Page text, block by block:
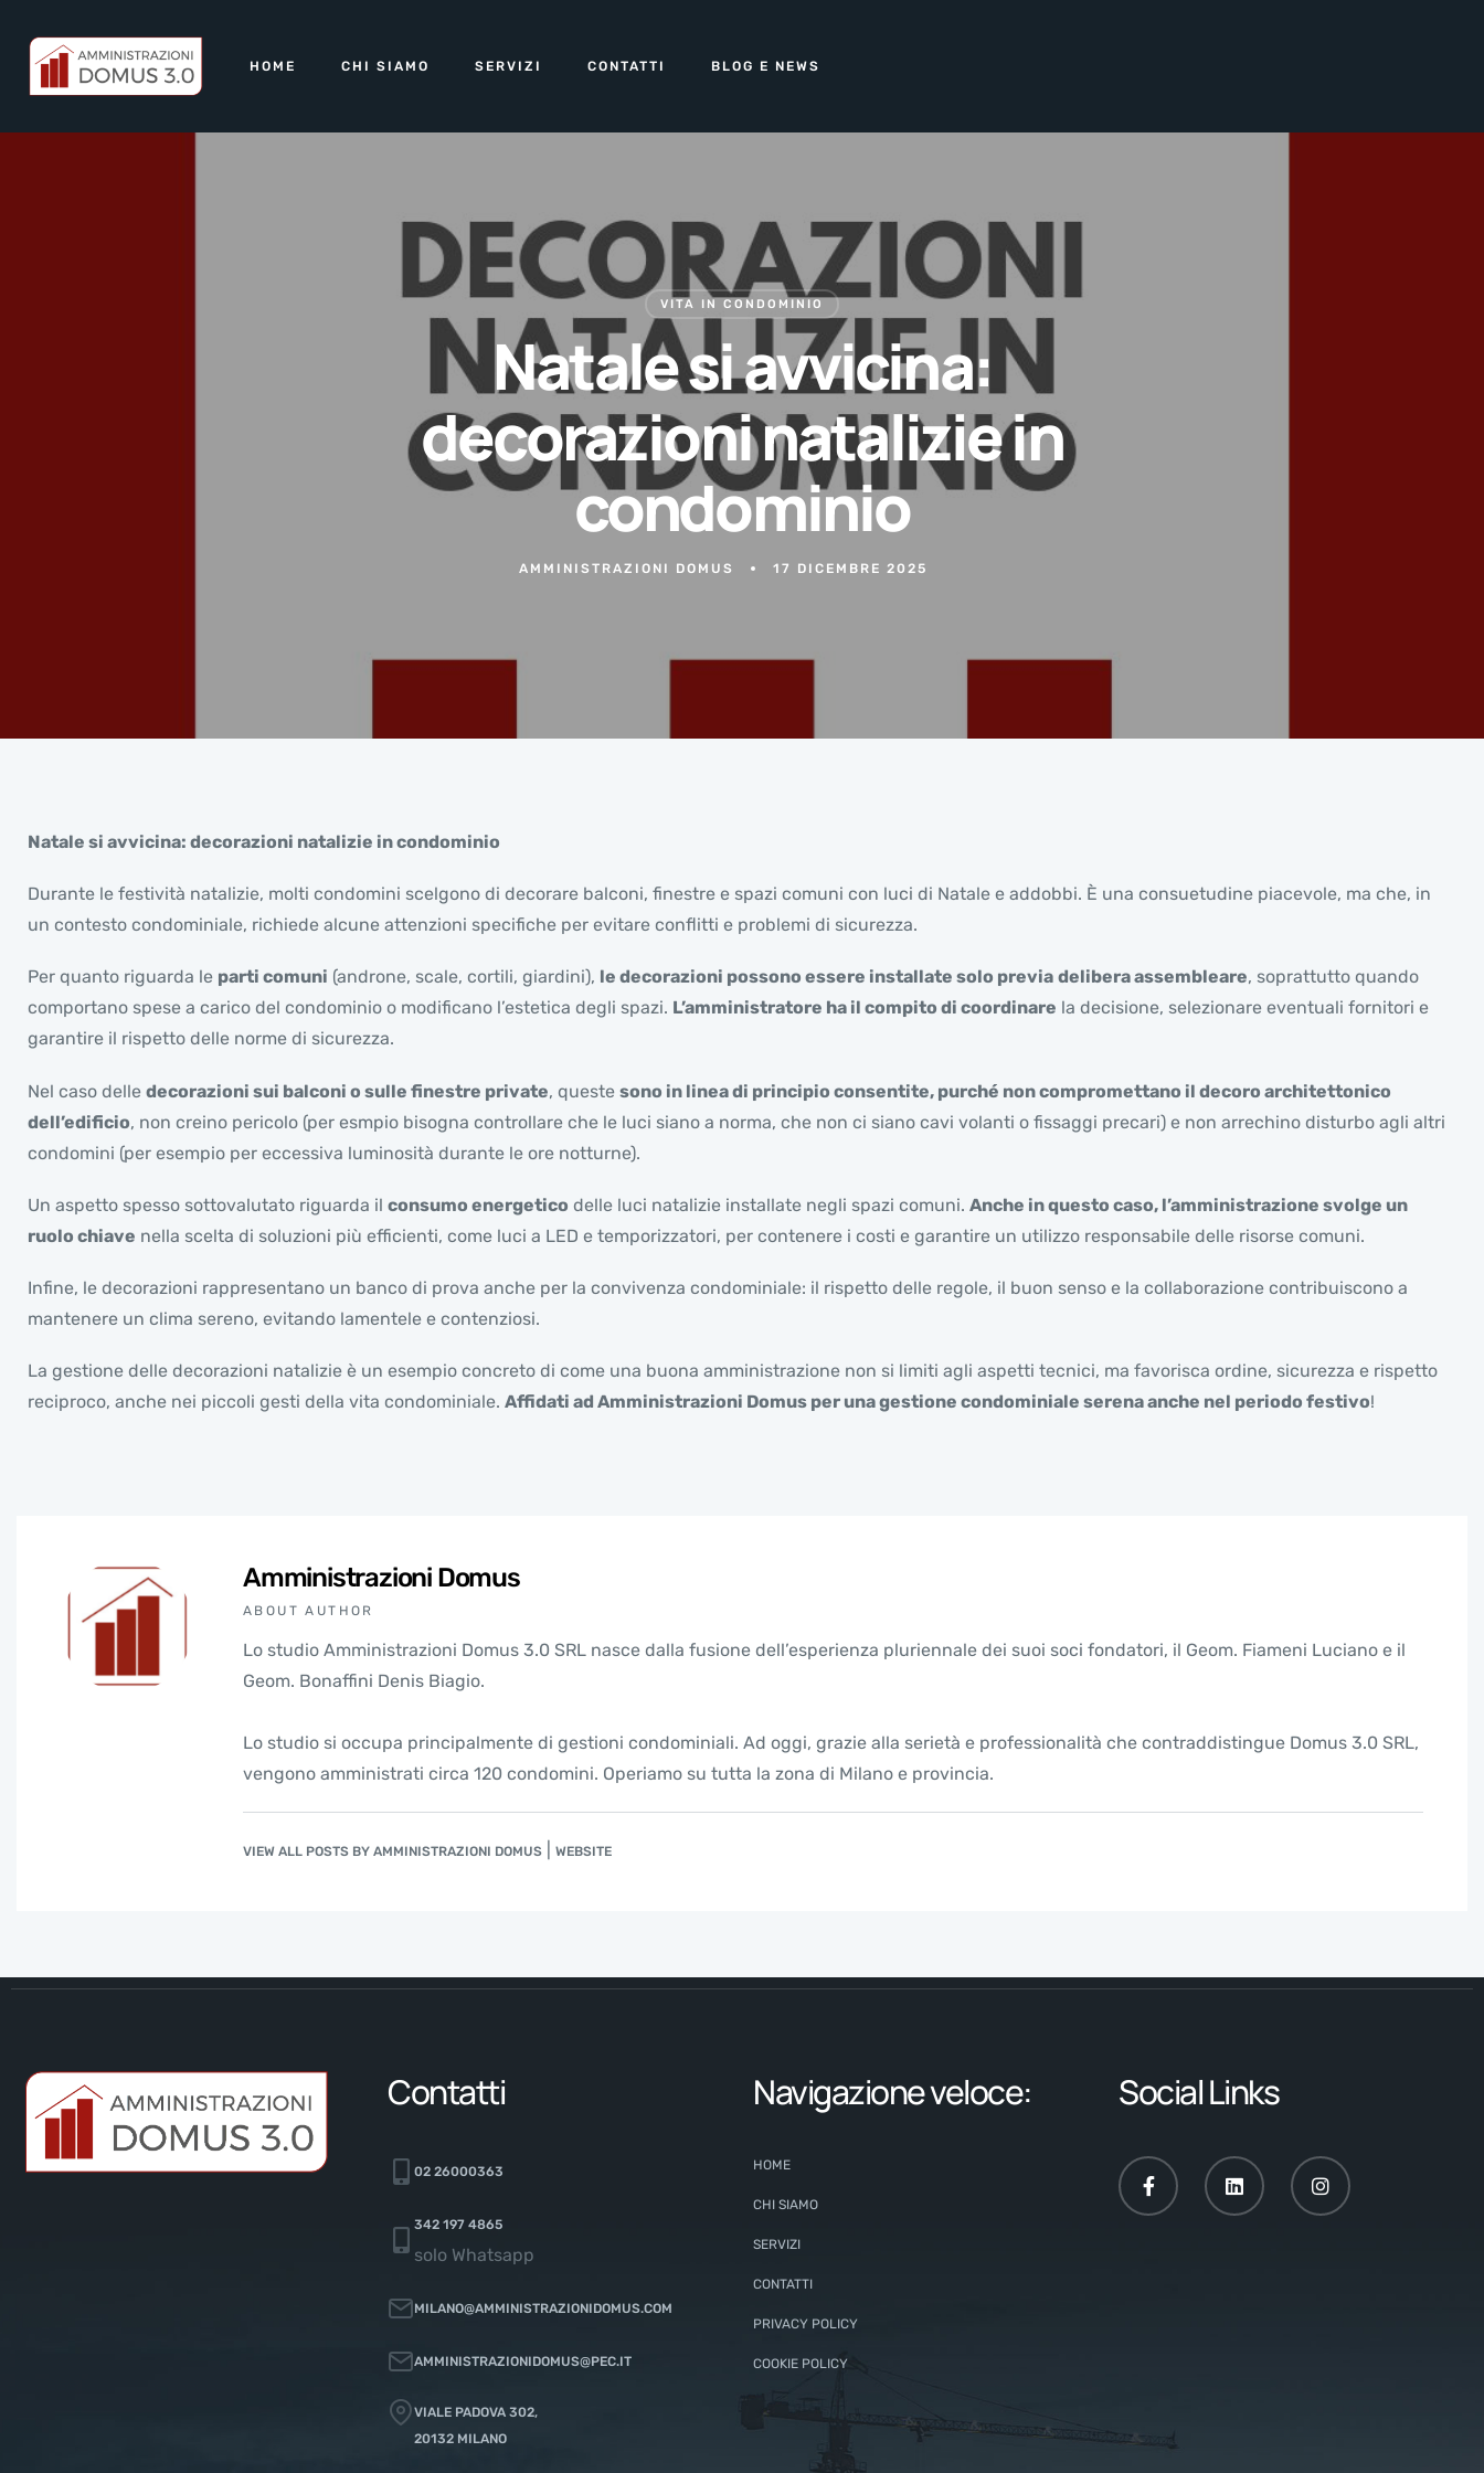
HOME CHI SIAMO SERVIZI CONTATTI BLOG E NEWS
VITA IN CONDOMINIO
Natale si avvicina:
decorazioni natalizie in
condominio
AMMINISTRAZIONI DOMUS 17 DICEMBRE 2025
Natale si avvicina: decorazioni natalizie in condominio
Durante le festività natalizie, molti condomini scelgono di decorare balconi, finestre e spazi comuni con luci di Natale e addobbi. È una consuetudine piacevole, ma che, in
un contesto condominiale, richiede alcune attenzioni specifiche per evitare conflitti e problemi di sicurezza.
Per quanto riguarda le parti comuni (androne, scale, cortili, giardini), le decorazioni possono essere installate solo previa delibera assembleare, soprattutto quando
comportano spese a carico del condominio o modificano l’estetica degli spazi. L’amministratore ha il compito di coordinare la decisione, selezionare eventuali fornitori e
garantire il rispetto delle norme di sicurezza.
Nel caso delle decorazioni sui balconi o sulle finestre private, queste sono in linea di principio consentite, purché non compromettano il decoro architettonico
dell’edificio, non creino pericolo (per esmpio bisogna controllare che le luci siano a norma, che non ci siano cavi volanti o fissaggi precari) e non arrechino disturbo agli altri
condomini (per esempio per eccessiva luminosità durante le ore notturne).
Un aspetto spesso sottovalutato riguarda il consumo energetico delle luci natalizie installate negli spazi comuni. Anche in questo caso, l’amministrazione svolge un
ruolo chiave nella scelta di soluzioni più efficienti, come luci a LED e temporizzatori, per contenere i costi e garantire un utilizzo responsabile delle risorse comuni.
Infine, le decorazioni rappresentano un banco di prova anche per la convivenza condominiale: il rispetto delle regole, il buon senso e la collaborazione contribuiscono a
mantenere un clima sereno, evitando lamentele e contenziosi.
La gestione delle decorazioni natalizie è un esempio concreto di come una buona amministrazione non si limiti agli aspetti tecnici, ma favorisca ordine, sicurezza e rispetto
reciproco, anche nei piccoli gesti della vita condominiale. Affidati ad Amministrazioni Domus per una gestione condominiale serena anche nel periodo festivo!
Amministrazioni Domus
ABOUT AUTHOR
Lo studio Amministrazioni Domus 3.0 SRL nasce dalla fusione dell’esperienza pluriennale dei suoi soci fondatori, il Geom. Fiameni Luciano e il
Geom. Bonaffini Denis Biagio.
Lo studio si occupa principalmente di gestioni condominiali. Ad oggi, grazie alla serietà e professionalità che contraddistingue Domus 3.0 SRL,
vengono amministrati circa 120 condomini. Operiamo su tutta la zona di Milano e provincia.
VIEW ALL POSTS BY AMMINISTRAZIONI DOMUS WEBSITE
Contatti
02 26000363
342 197 4865
solo Whatsapp
MILANO@AMMINISTRAZIONIDOMUS.COM
AMMINISTRAZIONIDOMUS@PEC.IT
VIALE PADOVA 302,
20132 MILANO
Navigazione veloce:
HOME
CHI SIAMO
SERVIZI
CONTATTI
PRIVACY POLICY
COOKIE POLICY
Social Links